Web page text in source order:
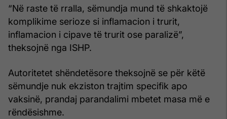
“Në raste të rralla, sëmundja mund të shkaktojë
komplikime serioze si inflamacion i trurit,
inflamacion i cipave të trurit ose paralizë”,
theksojnë nga ISHP.
Autoritetet shëndetësore theksojnë se për këtë
sëmundje nuk ekziston trajtim specifik apo
vaksinë, prandaj parandalimi mbetet masa më e
rëndësishme.